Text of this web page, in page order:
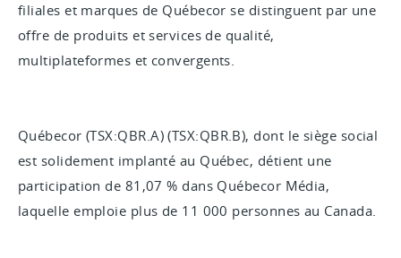
filiales et marques de Québecor se distinguent par une
offre de produits et services de qualité,
multiplateformes et convergents.
Québecor (TSX:QBR.A) (TSX:QBR.B), dont le siège social
est solidement implanté au Québec, détient une
participation de 81,07 % dans Québecor Média,
laquelle emploie plus de 11 000 personnes au Canada.